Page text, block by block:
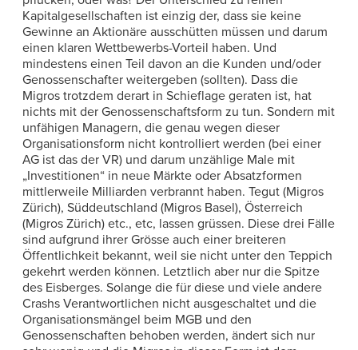
Kapitalgesellschaften ist einzig der, dass sie keine
Gewinne an Aktionäre ausschütten müssen und darum
einen klaren Wettbewerbs-Vorteil haben. Und
mindestens einen Teil davon an die Kunden und/oder
Genossenschafter weitergeben (sollten). Dass die
Migros trotzdem derart in Schieflage geraten ist, hat
nichts mit der Genossenschaftsform zu tun. Sondern mit
unfähigen Managern, die genau wegen dieser
Organisationsform nicht kontrolliert werden (bei einer
AG ist das der VR) und darum unzählige Male mit
„Investitionen“ in neue Märkte oder Absatzformen
mittlerweile Milliarden verbrannt haben. Tegut (Migros
Zürich), Süddeutschland (Migros Basel), Österreich
(Migros Zürich) etc., etc, lassen grüssen. Diese drei Fälle
sind aufgrund ihrer Grösse auch einer breiteren
Öffentlichkeit bekannt, weil sie nicht unter den Teppich
gekehrt werden können. Letztlich aber nur die Spitze
des Eisberges. Solange die für diese und viele andere
Crashs Verantwortlichen nicht ausgeschaltet und die
Organisationsmängel beim MGB und den
Genossenschaften behoben werden, ändert sich nur